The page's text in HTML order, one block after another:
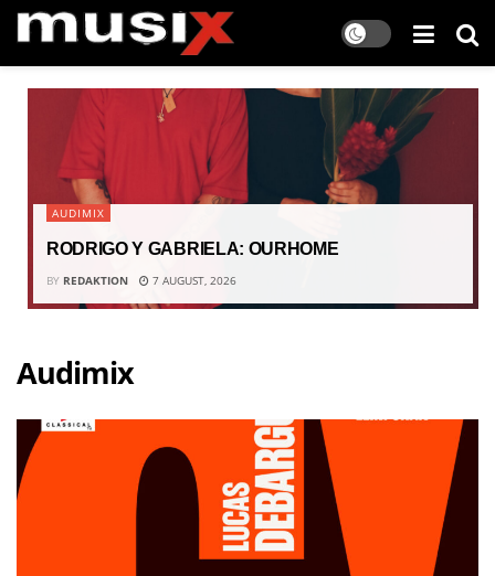
AUDIMIX
RODRIGO Y GABRIELA: OURHOME
BY REDAKTION 7 AUGUST, 2026
Audimix